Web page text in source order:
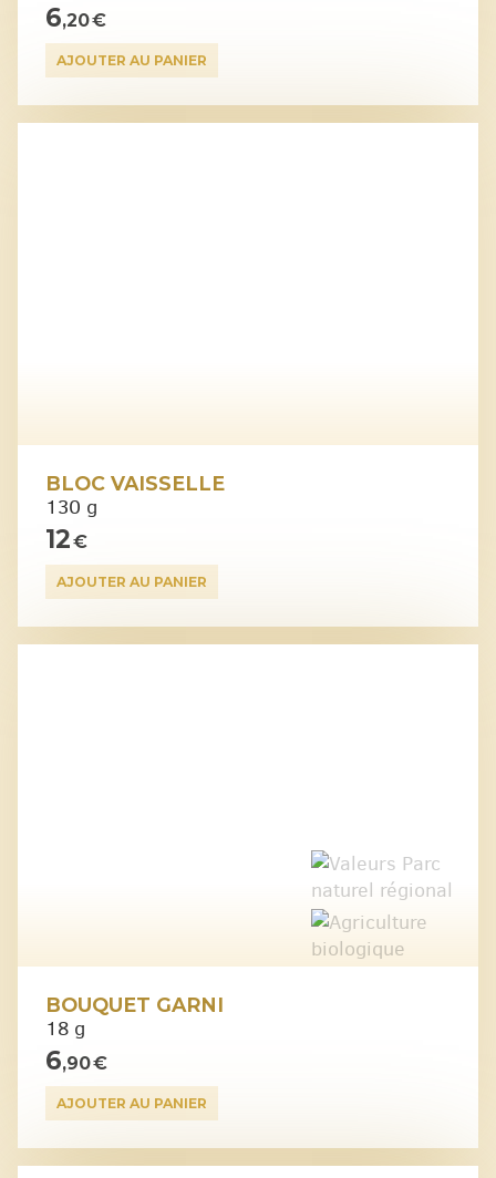
6,20 €
AJOUTER AU PANIER
BLOC VAISSELLE
130 g
12€
AJOUTER AU PANIER
BOUQUET GARNI
18 g
6,90 €
AJOUTER AU PANIER